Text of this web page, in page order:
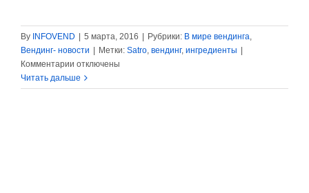
By INFOVEND 5 марта, 2016 Рубрики: В мире вендинга,
Вендинг- новости
Метки: Satro, вендинг, ингредиенты
Комментарии к
записи
Barry
отключены
Читать дальше